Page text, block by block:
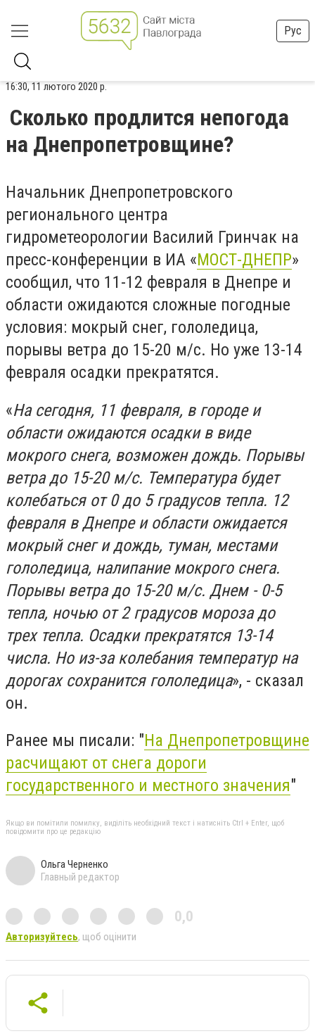
Рус
16:30, 11 лютого 2020 р.
Сколько продлится непогода
на Днепропетровщине?
Начальник Днепропетровского
регионального центра
гидрометеорологии Василий Гринчак на
пресс-конференции в ИА «МОСТ-ДНЕПР»
сообщил, что 11-12 февраля в Днепре и
области ожидаются сложные погодные
условия: мокрый снег, гололедица,
порывы ветра до 15-20 м/с. Но уже 13-14
февраля осадки прекратятся.
«На сегодня, 11 февраля, в городе и
области ожидаются осадки в виде
мокрого снега, возможен дождь. Порывы
ветра до 15-20 м/с. Температура будет
колебаться от 0 до 5 градусов тепла. 12
февраля в Днепре и области ожидается
мокрый снег и дождь, туман, местами
гололедица, налипание мокрого снега.
Порывы ветра до 15-20 м/с. Днем - 0-5
тепла, ночью от 2 градусов мороза до
трех тепла. Осадки прекратятся 13-14
числа. Но из-за колебания температур на
дорогах сохранится гололедица», - сказал
он.
Ранее мы писали: "На Днепропетровщине
расчищают от снега дороги
государственного и местного значения"
Якщо ви помітили помилку, виділіть необхідний текст і натисніть Ctrl + Enter, щоб
повідомити про це редакцію
Ольга Черненко
Главный редактор
0,0
Авторизуйтесь, щоб оцінити